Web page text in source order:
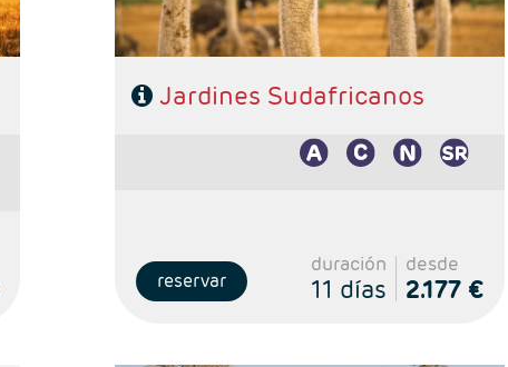
Jardines Sudafricanos
reservar
duración
11 días
desde
2.177 €